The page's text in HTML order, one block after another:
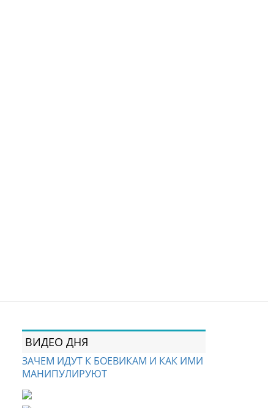
ВИДЕО ДНЯ
ЗАЧЕМ ИДУТ К БОЕВИКАМ И КАК ИМИ
МАНИПУЛИРУЮТ